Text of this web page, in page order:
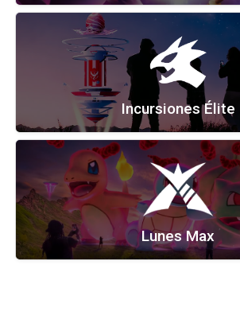
Incursiones Élite
Lunes Max